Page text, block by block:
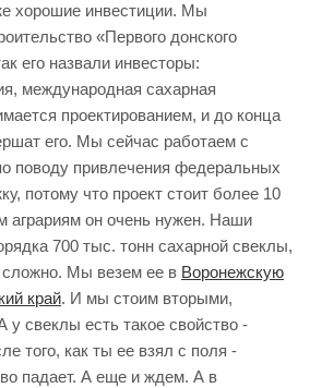
хорошие инвестиции. Мы
«Первого донского
его назвали инвесторы:
международная сахарная
проектированием, и до конца
его. Мы сейчас работаем с
поводу привлечения федеральных
потому что проект стоит более 10
аграриям он очень нужен. Наши
700 тыс. тонн сахарной свеклы,
сложно. Мы везем ее в Воронежскую
край. И мы стоим вторыми,
у свеклы есть такое свойство -
того, как ты ее взял с поля -
падает. А еще и ждем. А в